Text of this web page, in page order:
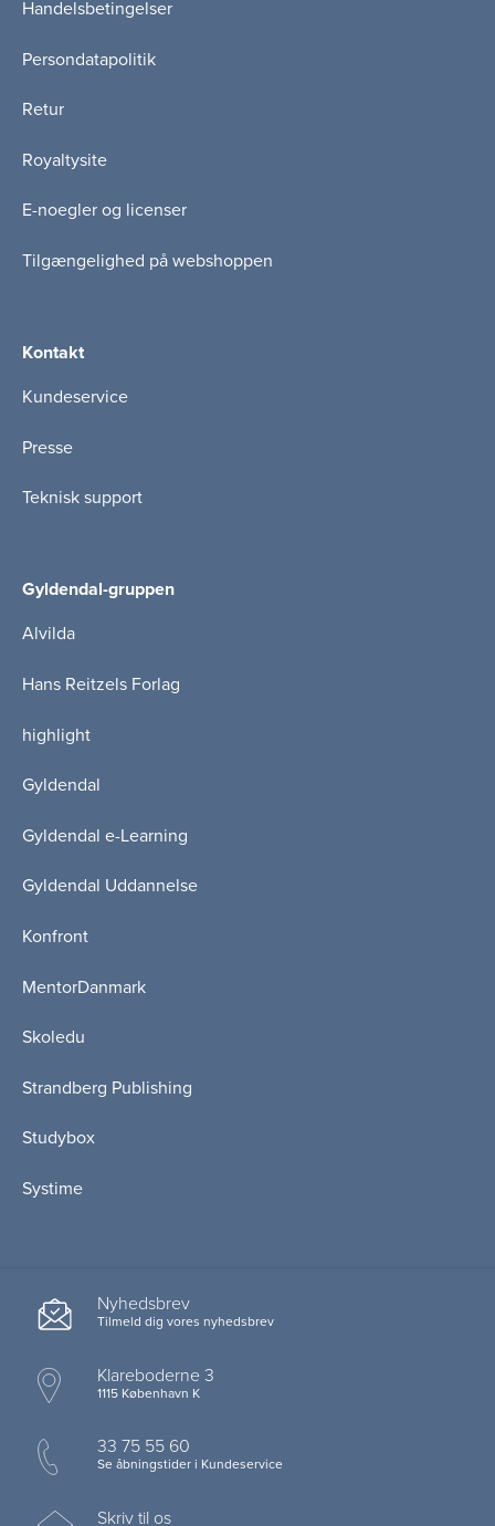
Handelsbetingelser
Persondatapolitik
Retur
Royaltysite
E-noegler og licenser
Tilgængelighed på webshoppen
Kontakt
Kundeservice
Presse
Teknisk support
Gyldendal-gruppen
Alvilda
Hans Reitzels Forlag
highlight
Gyldendal
Gyldendal e-Learning
Gyldendal Uddannelse
Konfront
MentorDanmark
Skoledu
Strandberg Publishing
Studybox
Systime
Nyhedsbrev
Tilmeld dig vores nyhedsbrev
Klareboderne 3
1115 København K
33 75 55 60
Se åbningstider i Kundeservice
Skriv til os